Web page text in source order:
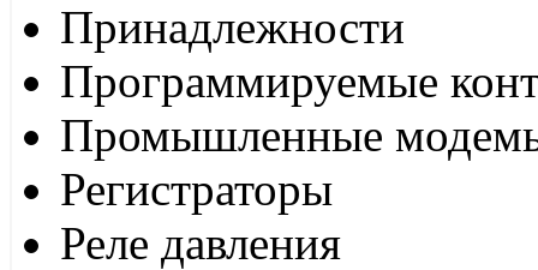
Принадлежности
Программируемые
Промышленные
Регистраторы
Реле давления